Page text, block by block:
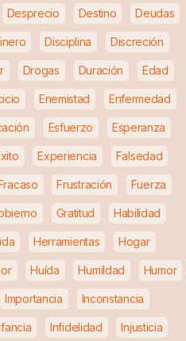
Desprecio Destino Deudas
Disciplina Discreción
Drogas Duración Edad
Enemistad Enfermedad
Esfuerzo Esperanza
Experiencia Falsedad
Frustración Fuerza
Gratitud Habilidad
Herramientas Hogar
Huída Humildad Humor
Importancia Inconstancia
Infidelidad Injusticia